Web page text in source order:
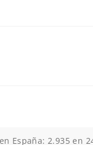
España: 2.935 en